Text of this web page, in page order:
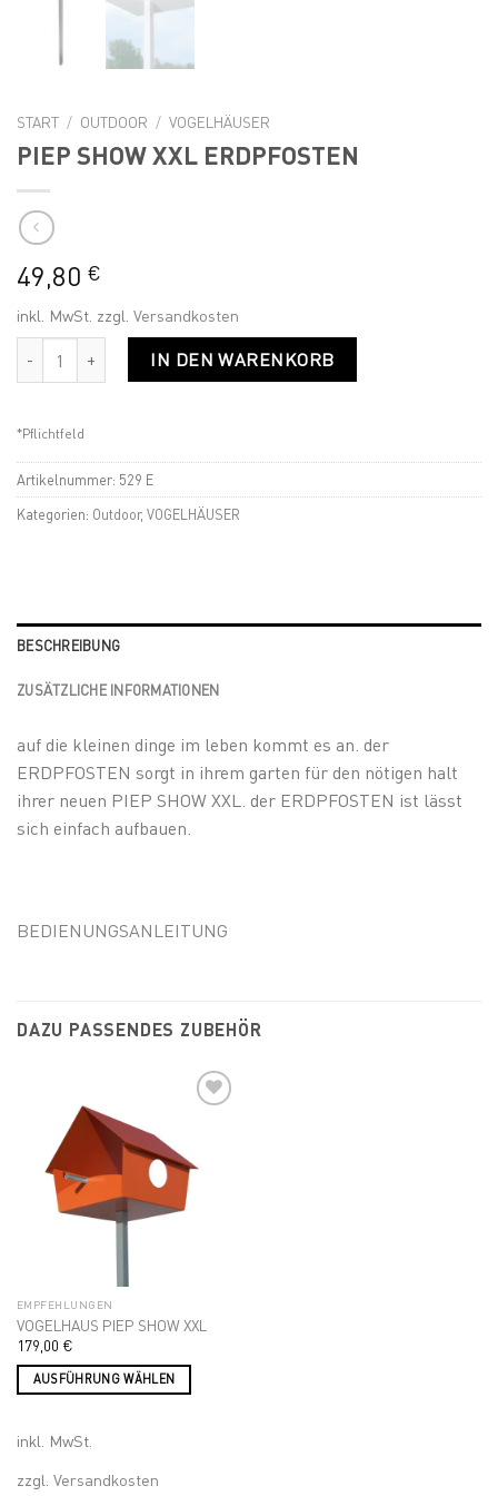
START / OUTDOOR / VOGELHÄUSER
PIEP SHOW XXL ERDPFOSTEN
49,80 €
inkl. MwSt. zzgl. Versandkosten
PIEP SHOW XXL ERDPFOSTEN Menge
IN DEN WARENKORB
*Pflichtfeld
Artikelnummer: 529 E
Kategorien: Outdoor, VOGELHÄUSER
BESCHREIBUNG
ZUSÄTZLICHE INFORMATIONEN
auf die kleinen dinge im leben kommt es an. der
ERDPFOSTEN sorgt in ihrem garten für den nötigen halt
ihrer neuen PIEP SHOW XXL. der ERDPFOSTEN ist lässt
sich einfach aufbauen.
BEDIENUNGSANLEITUNG
DAZU PASSENDES ZUBEHÖR
Add to
wishlist
EMPFEHLUNGEN
VOGELHAUS PIEP SHOW XXL
179,00 €
AUSFÜHRUNG WÄHLEN
weist
mehrere
inkl. MwSt.
zzgl. Versandkosten